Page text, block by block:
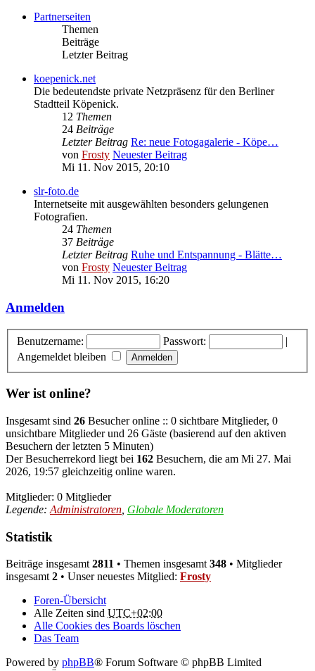
Partnerseiten
Themen
Beiträge
Letzter Beitrag
koepenick.net
Die bedeutendste private Netzpräsenz für den Berliner
Stadtteil Köpenick.
12 Themen
24 Beiträge
Letzter Beitrag Re: neue Fotogagalerie - Köpe…
von Frosty Neuester Beitrag
Mi 11. Nov 2015, 20:10
slr-foto.de
Internetseite mit ausgewählten besonders gelungenen
Fotografien.
24 Themen
37 Beiträge
Letzter Beitrag Ruhe und Entspannung - Blätte…
von Frosty Neuester Beitrag
Mi 11. Nov 2015, 16:20
Anmelden
Benutzername: Passwort:
|
Angemeldet bleiben
Wer ist online?
Insgesamt sind 26 Besucher online :: 0 sichtbare Mitglieder, 0
unsichtbare Mitglieder und 26 Gäste (basierend auf den aktiven
Besuchern der letzten 5 Minuten)
Der Besucherrekord liegt bei 162 Besuchern, die am Mi 27. Mai
2026, 19:57 gleichzeitig online waren.
Mitglieder: 0 Mitglieder
Legende: Administratoren Globale Moderatoren
Statistik
Beiträge insgesamt 2811 • Themen insgesamt 348 • Mitglieder
insgesamt 2 • Unser neuestes Mitglied: Frosty
Foren-Übersicht
Alle Zeiten sind UTC+02:00
Alle Cookies des Boards löschen
Das Team
Powered by phpBB® Forum Software © phpBB Limited